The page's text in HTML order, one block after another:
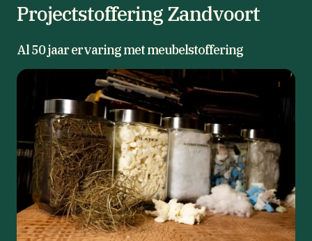
Projectstoffering Zandvoort
Al 50 jaar ervaring met meubelstoffering